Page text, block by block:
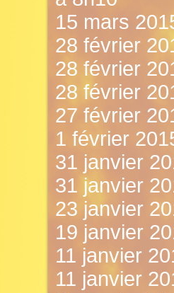
15 mars
28 février
28 février
28 février
27 février
1 février
31 janvier
31 janvier
23 janvier
19 janvier
11 janvier
11 janvier